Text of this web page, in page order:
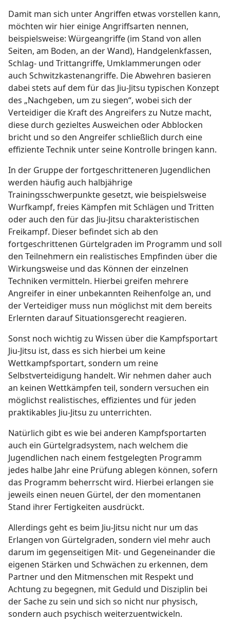
Damit man sich unter Angriffen etwas vorstellen kann,
möchten wir hier einige Angriffsarten nennen,
beispielsweise: Würgeangriffe (im Stand von allen
Seiten, am Boden, an der Wand), Handgelenkfassen,
Schlag- und Trittangriffe, Umklammerungen oder
auch Schwitzkastenangriffe. Die Abwehren basieren
dabei stets auf dem für das Jiu-Jitsu typischen Konzept
des „Nachgeben, um zu siegen“, wobei sich der
Verteidiger die Kraft des Angreifers zu Nutze macht,
diese durch gezieltes Ausweichen oder Abblocken
bricht und so den Angreifer schließlich durch eine
effiziente Technik unter seine Kontrolle bringen kann.
In der Gruppe der fortgeschritteneren Jugendlichen
werden häufig auch halbjährige
Trainingsschwerpunkte gesetzt, wie beispielsweise
Wurfkampf, freies Kämpfen mit Schlägen und Tritten
oder auch den für das Jiu-Jitsu charakteristischen
Freikampf. Dieser befindet sich ab den
fortgeschrittenen Gürtelgraden im Programm und soll
den Teilnehmern ein realistisches Empfinden über die
Wirkungsweise und das Können der einzelnen
Techniken vermitteln. Hierbei greifen mehrere
Angreifer in einer unbekannten Reihenfolge an, und
der Verteidiger muss nun möglichst mit dem bereits
Erlernten darauf Situationsgerecht reagieren.
Sonst noch wichtig zu Wissen über die Kampfsportart
Jiu-Jitsu ist, dass es sich hierbei um keine
Wettkampfsportart, sondern um reine
Selbstverteidigung handelt. Wir nehmen daher auch
an keinen Wettkämpfen teil, sondern versuchen ein
möglichst realistisches, effizientes und für jeden
praktikables Jiu-Jitsu zu unterrichten.
Natürlich gibt es wie bei anderen Kampfsportarten
auch ein Gürtelgradsystem, nach welchem die
Jugendlichen nach einem festgelegten Programm
jedes halbe Jahr eine Prüfung ablegen können, sofern
das Programm beherrscht wird. Hierbei erlangen sie
jeweils einen neuen Gürtel, der den momentanen
Stand ihrer Fertigkeiten ausdrückt.
Allerdings geht es beim Jiu-Jitsu nicht nur um das
Erlangen von Gürtelgraden, sondern viel mehr auch
darum im gegenseitigen Mit- und Gegeneinander die
eigenen Stärken und Schwächen zu erkennen, dem
Partner und den Mitmenschen mit Respekt und
Achtung zu begegnen, mit Geduld und Disziplin bei
der Sache zu sein und sich so nicht nur physisch,
sondern auch psychisch weiterzuentwickeln.